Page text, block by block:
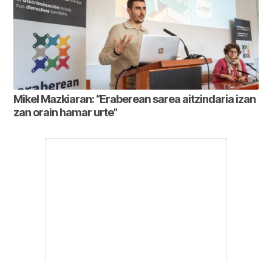
Mikel Mazkiaran: “Eraberean sarea aitzindaria izan
zan orain hamar urte”